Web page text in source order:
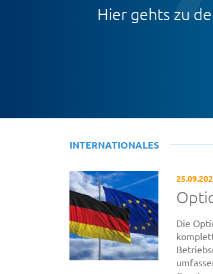
Hier gehts zu
INTERNATIONALES
Die